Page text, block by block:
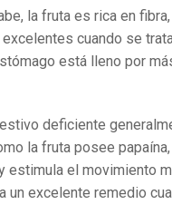
la fruta es rica en
cuando se
está lleno por
deficiente
la fruta posee
estimula el movimiento
un excelente remedio